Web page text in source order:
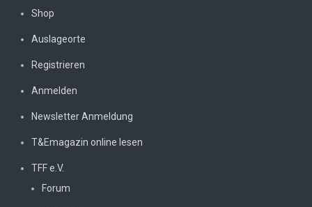
Shop
Auslageorte
Registrieren
Anmelden
Newsletter Anmeldung
T&Emagazin online lesen
TFF e.V.
Forum